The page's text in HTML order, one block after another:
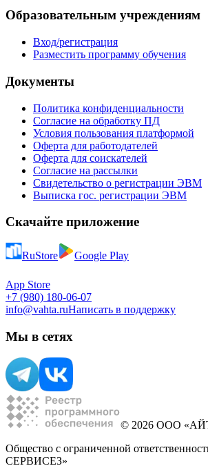
Образовательным учреждениям
Вход/регистрация
Разместить программу обучения
Документы
Политика конфиденциальности
Согласие на обработку ПД
Условия пользования платформой
Оферта для работодателей
Оферта для соискателей
Согласие на рассылки
Свидетельство о регистрации ЭВМ
Выписка гос. регистрации ЭВМ
Скачайте приложение
RuStore Google Play
App Store
+7 (980) 180-06-07
info@vahta.ruНаписать в поддержку
Мы в сетях
© 2026 ООО
Общество с ограниченной
СЕРВИСЕЗ»